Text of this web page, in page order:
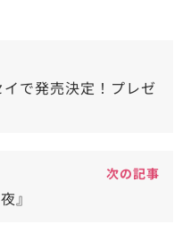
で発売決定！プレゼ
次の記事
』